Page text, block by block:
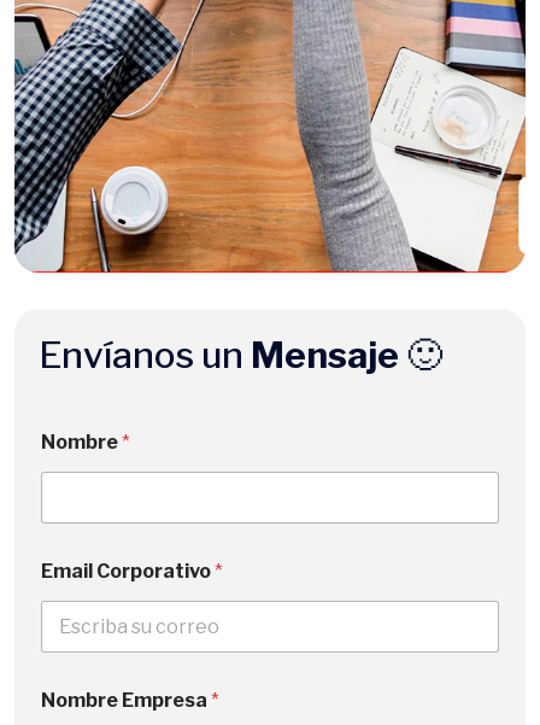
Envíanos un Mensaje 🙂
Nombre*
Email Corporativo*
Nombre Empresa *